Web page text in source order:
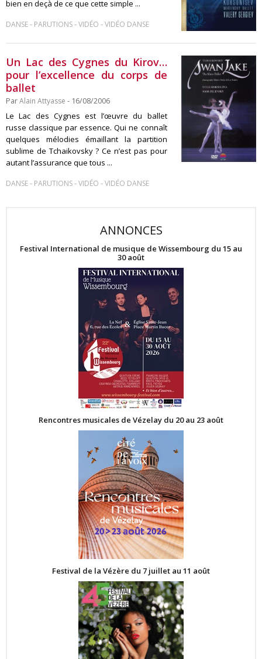
bien en deçà de ce que cette simple ...
DANSE- PARUTIONS-VIDÉO -VIDÉO DANSE
Un Lac des Cygnes du Kirov…
pour l’excellence du corps de
ballet
ParAlain Attyasse - 16/08/2006
Le Lac des Cygnes est l’œuvre du ballet
russe classique par essence. Qui ne connaît
quelques mélodies émaillant la partition
sublime de Tchaikovsky ? Ce n’est pas pour
autant l’assurance que tous ...
DANSE- PARUTIONS-VIDÉO -VIDÉO DANSE
ANNONCES
Festival International de musique de Wissembourg du 15 au
30 août
Rencontres musicales de Vézelay du 20 au 23 août
Festival de la Vézère du 7 juillet au 11 août